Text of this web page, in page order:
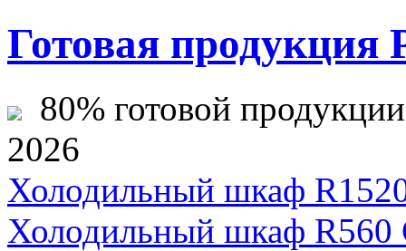
Готовая продукция
80% готовой
2026
Холодильный шкаф
Холодильный шкаф R560